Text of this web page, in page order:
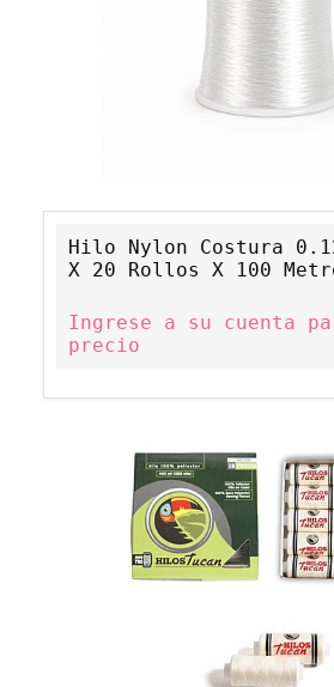
Hilo Nylon Costura
X 20 Rollos X 100
Ingrese a su cuenta
precio